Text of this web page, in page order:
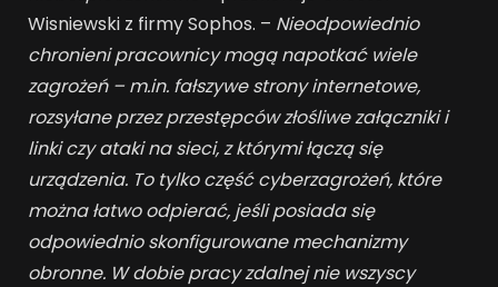
Wisniewski z firmy Sophos. – Nieodpowiednio
chronieni pracownicy mogą napotkać wiele
zagrożeń – m.in. fałszywe strony internetowe,
rozsyłane przez przestępców złośliwe załączniki i
linki czy ataki na sieci, z którymi łączą się
urządzenia. To tylko część cyberzagrożeń, które
można łatwo odpierać, jeśli posiada się
odpowiednio skonfigurowane mechanizmy
obronne. W dobie pracy zdalnej nie wszyscy